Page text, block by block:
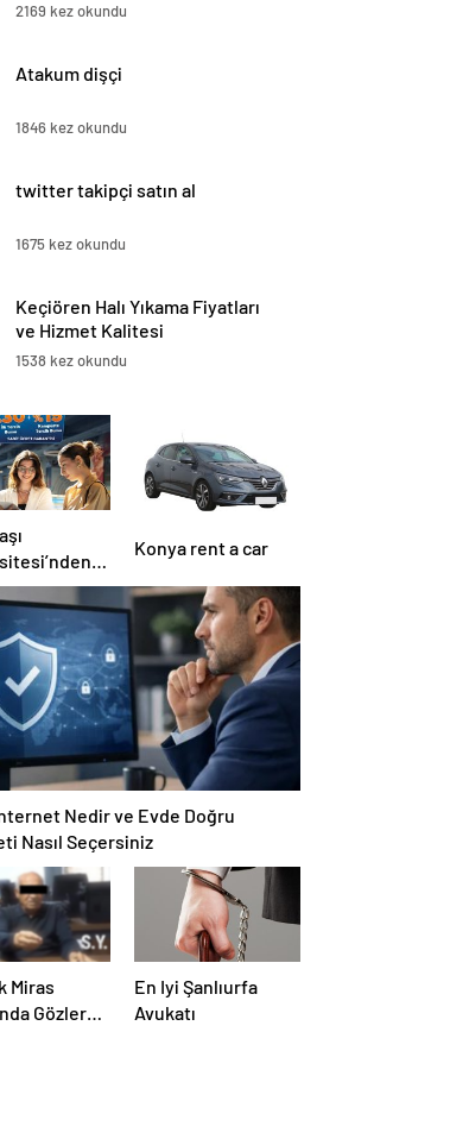
2169 kez okundu
Atakum dişçi
1846 kez okundu
twitter takipçi satın al
1675 kez okundu
Keçiören Halı Yıkama Fiyatları
ve Hizmet Kalitesi
1538 kez okundu
Çifte
Sabit
Kesintisiz
Konya rent a car
Nedir ve Evde Doğru
Nasıl Seçersiniz
Miras
Gözler
En Iyi Şanlıurfa
Avukatı